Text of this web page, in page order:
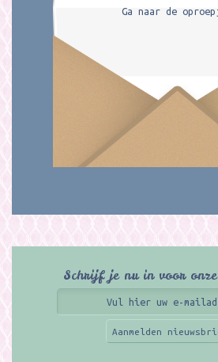
Ga naar de
Schrijf je nu in voor
Aanmelden